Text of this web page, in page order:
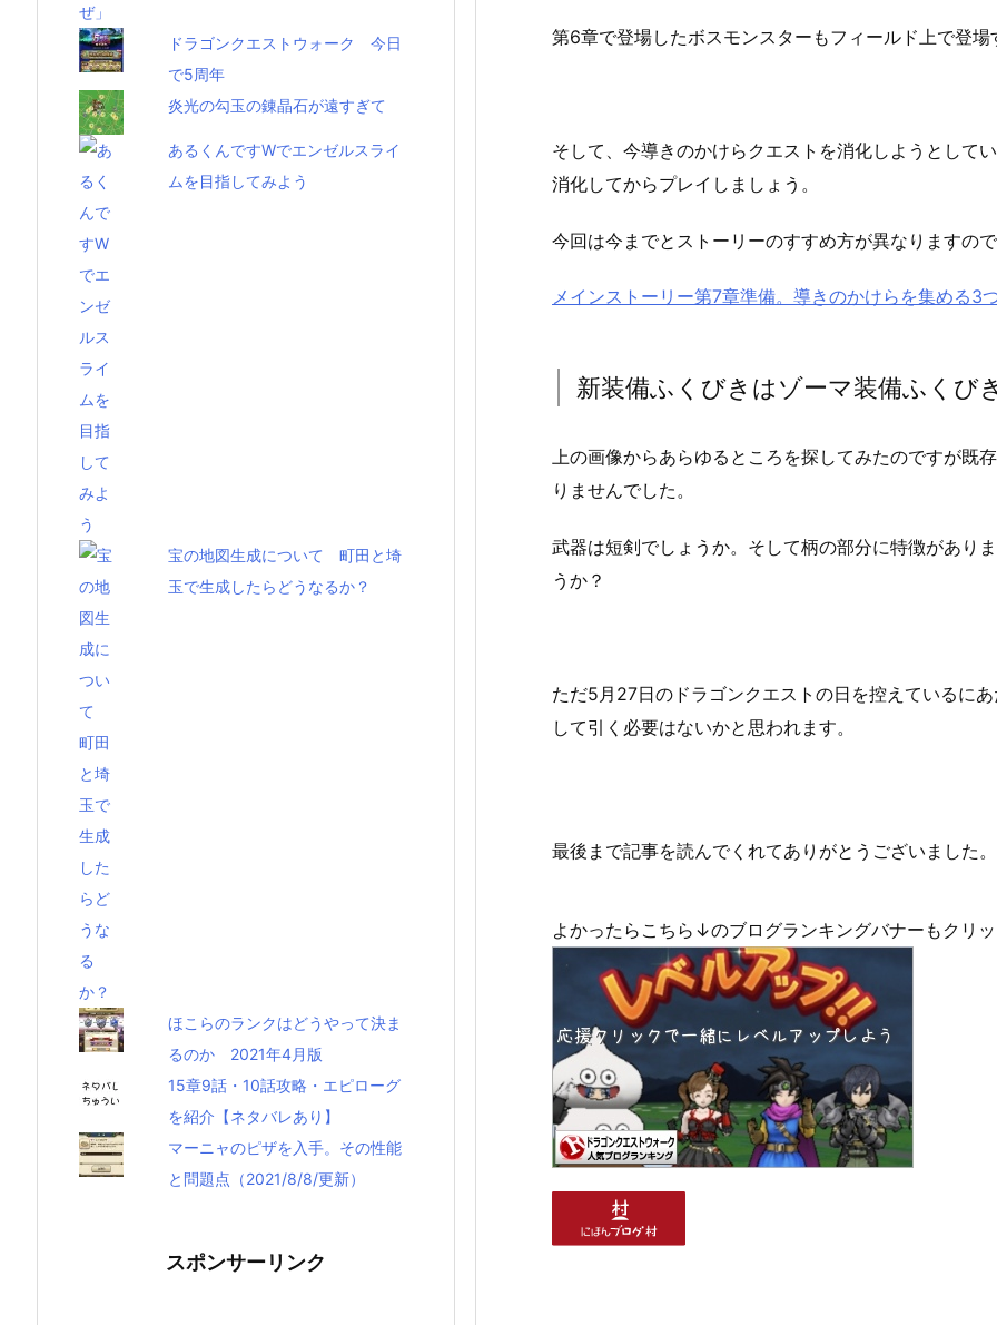
第6章で登場したボスモンスターもフィールド上で登
そして、今導きのかけらクエストを消化しようとして
消化してからプレイしましょう。
今回は今までとストーリーのすすめ方が異なりますの
メインストーリー第7章準備。導きのかけらを集める3
新装備ふくびきはゾーマ装備ふくび
上の画像からあらゆるところを探してみたのですが既
りませんでした。
武器は短剣でしょうか。そして柄の部分に特徴があり
うか？
ただ5月27日のドラゴンクエストの日を控えているに
して引く必要はないかと思われます。
最後まで記事を読んでくれてありがとうございました。
よかったらこちら↓のブログランキングバナーもクリ
ドラゴンクエストウォーク 今日
で5周年
炎光の勾玉の錬晶石が遠すぎて
あるくんですWでエンゼルスライ
ムを目指してみよう
宝の地図生成について 町田と埼
玉で生成したらどうなるか？
ほこらのランクはどうやって決ま
るのか 2021年4月版
15章9話・10話攻略・エピローグ
を紹介【ネタバレあり】
マーニャのピザを入手。その性能
と問題点（2021/8/8/更新）
スポンサーリンク